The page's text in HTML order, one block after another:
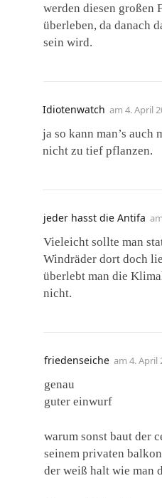
werden diesen großen
überleben, da danach
sein wird.
Idiotenwatch am 4. April
ja so kann man’s auch
nicht zu tief pflanzen.
jeder hasst die Antifa am
Vieleicht sollte man
Windräder dort doch
überlebt man die
nicht.
friedenseiche am 4. April
genau
guter einwurf
warum sonst baut der
seinem privaten
der weiß halt wie man